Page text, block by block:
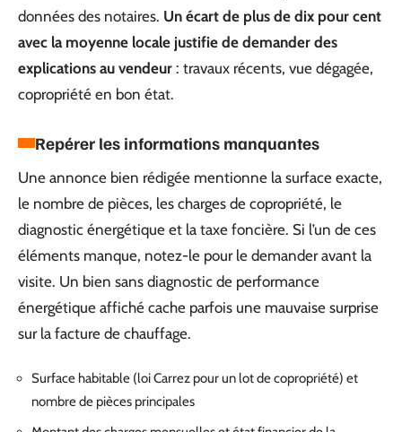
données des notaires. Un écart de plus de dix pour cent
avec la moyenne locale justifie de demander des
explications au vendeur : travaux récents, vue dégagée,
copropriété en bon état.
Repérer les informations manquantes
Une annonce bien rédigée mentionne la surface exacte,
le nombre de pièces, les charges de copropriété, le
diagnostic énergétique et la taxe foncière. Si l’un de ces
éléments manque, notez-le pour le demander avant la
visite. Un bien sans diagnostic de performance
énergétique affiché cache parfois une mauvaise surprise
sur la facture de chauffage.
Surface habitable (loi Carrez pour un lot de copropriété) et
nombre de pièces principales